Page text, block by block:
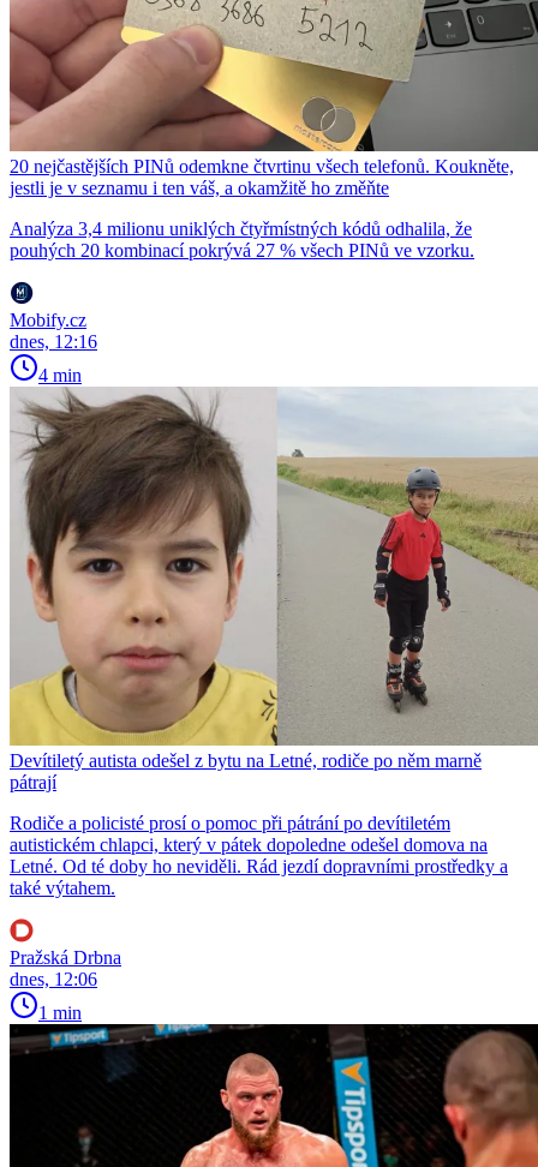
20 nejčastějších PINů odemkne čtvrtinu všech telefonů. Koukněte,
jestli je v seznamu i ten váš, a okamžitě ho změňte
Analýza 3,4 milionu uniklých čtyřmístných kódů odhalila, že
pouhých 20 kombinací pokrývá 27 % všech PINů ve vzorku.
Mobify.cz
dnes, 12:16
4 min
Devítiletý autista odešel z bytu na Letné, rodiče po něm marně
pátrají
Rodiče a policisté prosí o pomoc při pátrání po devítiletém
autistickém chlapci, který v pátek dopoledne odešel domova na
Letné. Od té doby ho neviděli. Rád jezdí dopravními prostředky a
také výtahem.
Pražská Drbna
dnes, 12:06
1 min